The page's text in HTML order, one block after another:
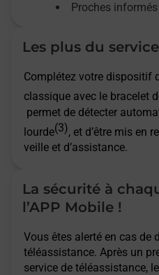
Proches
Les plus du
Complétez votre dispositif
classique avec le bracelet
permet de détecter
lourde(3), et d’être mis en
veille et d’assistance.
La sécurité à
l’APP Mobile !
Vous êtes alerté en cas de
téléassistance. Après un
service de téléassistance,